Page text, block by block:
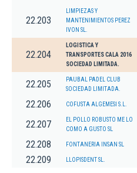
22.203
LIMPIEZAS Y
MANTENIMIENTOS PEREZ
IVON SL.
22.204
LOGISTICA Y
TRANSPORTES CALA 2016
SOCIEDAD LIMITADA.
22.205
PAUBAL PADEL CLUB
SOCIEDAD LIMITADA.
22.206 COFUSTA ALGEMESI S.L.
22.207
EL POLLO ROBUSTO ME LO
COMO A GUSTO SL
22.208 FONTANERIA INSAN SL
22.209 LLOPISDENT SL.